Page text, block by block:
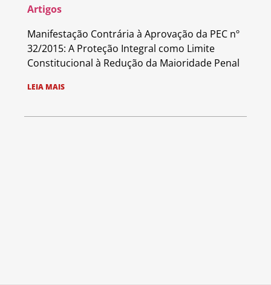
Artigos
Manifestação Contrária à Aprovação da PEC nº
32/2015: A Proteção Integral como Limite
Constitucional à Redução da Maioridade Penal
LEIA MAIS